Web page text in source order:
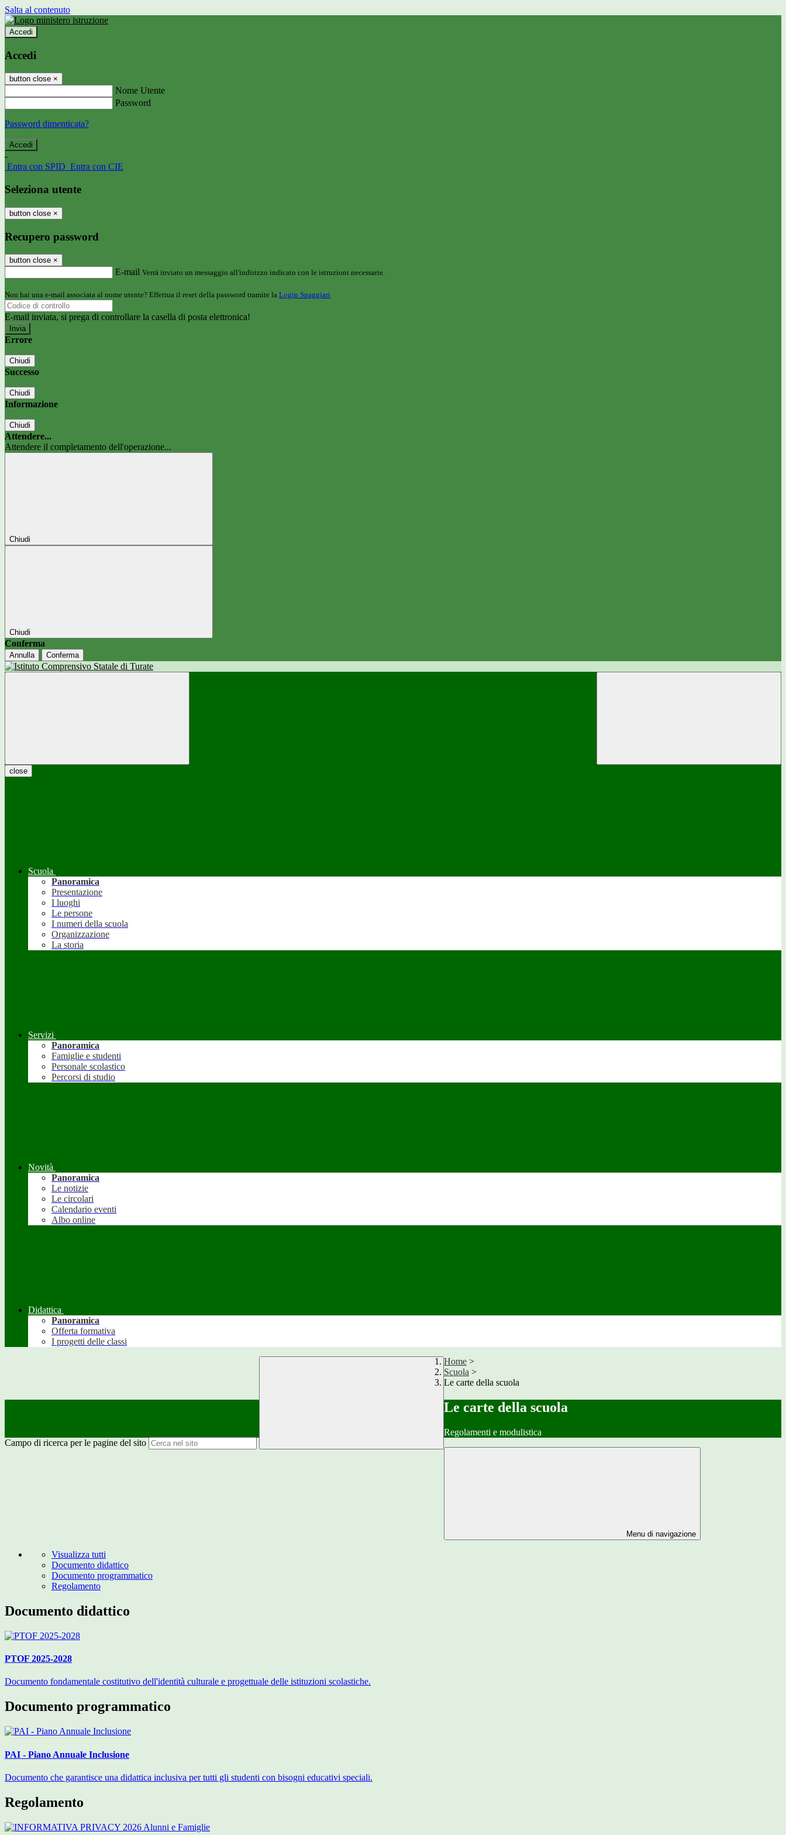
Salta al contenuto
Accedi
Accedi
button close ×
Nome Utente
Password
Password dimenticata?
-
Entra con SPID Entra con CIE
Seleziona utente
button close ×
Recupero password
button close ×
E-mail Verrà inviato un messaggio all'indirizzo indicato con le istruzioni necessarie.
Non hai una e-mail associata al nome utente? Effettua il reset della password tramite la Login Spaggiari
E-mail inviata, si prega di controllare la casella di posta elettronica!
Errore
Chiudi
Successo
Chiudi
Informazione
Chiudi
Attendere...
Attendere il completamento dell'operazione...
Chiudi
Chiudi
Conferma
Annulla Conferma
close
Scuola
Panoramica
Presentazione
I luoghi
Le persone
I numeri della scuola
Organizzazione
La storia
Servizi
Panoramica
Famiglie e studenti
Personale scolastico
Percorsi di studio
Novità
Panoramica
Le notizie
Le circolari
Calendario eventi
Albo online
Didattica
Panoramica
Offerta formativa
I progetti delle classi
Campo di ricerca per le pagine del sito
Home >
Scuola >
Le carte della scuola
Le carte della scuola
Regolamenti e modulistica
Menu di navigazione
Visualizza tutti
Documento didattico
Documento programmatico
Regolamento
Documento didattico
PTOF 2025-2028
Documento fondamentale costitutivo dell'identità culturale e progettuale delle istituzioni scolastiche.
Documento programmatico
PAI - Piano Annuale Inclusione
Documento che garantisce una didattica inclusiva per tutti gli studenti con bisogni educativi speciali.
Regolamento